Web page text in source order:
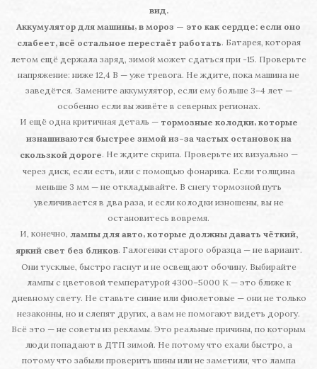
вид.
Аккумулятор для машины, в мороз — это как сердце: если оно
слабеет, всё остальное перестаёт работать. Батарея, которая
летом ещё держала заряд, зимой может сдаться при -15. Проверьте
напряжение: ниже 12,4 В — уже тревога. Не ждите, пока машина не
заведётся. Замените аккумулятор, если ему больше 3–4 лет —
особенно если вы живёте в северных регионах.
И ещё одна критичная деталь — тормозные колодки, которые
изнашиваются быстрее зимой из-за частых остановок на
скользкой дороге. Не ждите скрипа. Проверьте их визуально —
через диск, если есть, или с помощью фонарика. Если толщина
меньше 3 мм — не откладывайте. В снегу тормозной путь
увеличивается в два раза, и если колодки изношены, вы не
остановитесь вовремя.
И, конечно, лампы для авто, которые должны давать чёткий,
яркий свет без бликов. Галогенки старого образца — не вариант.
Они тусклые, быстро гаснут и не освещают обочину. Выбирайте
лампы с цветовой температурой 4300–5000 К — это ближе к
дневному свету. Не ставьте синие или фиолетовые — они не только
незаконны, но и слепят других, а вам не помогают видеть дорогу.
Всё это — не советы из рекламы. Это реальные причины, по которым
люди попадают в ДТП зимой. Не потому что ехали быстро, а
потому что забыли проверить шины или не заметили, что лампа